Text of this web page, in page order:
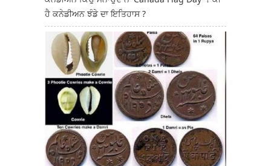
ਹੈ ਕਨੇਡੀਅਨ ਝੰਡੇ ਦਾ ਇਤਿਹਾਸ ?